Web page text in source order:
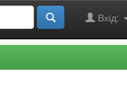
Вхід: